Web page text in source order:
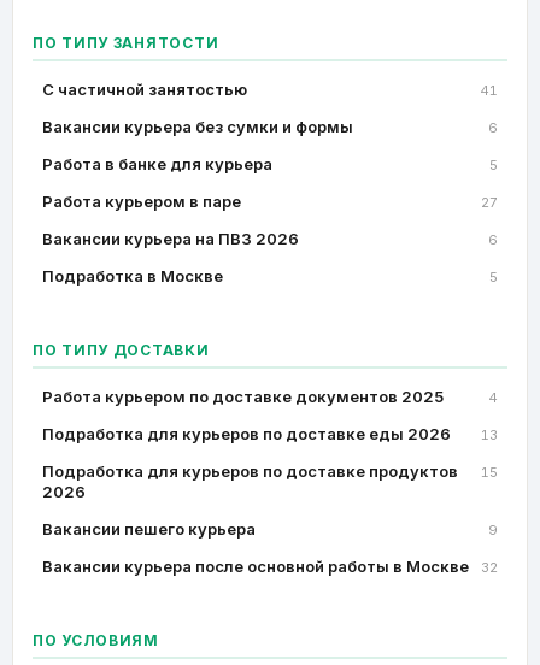
ПО ТИПУ ЗАНЯТОСТИ
C частичной занятостью 41
Вакансии курьера без сумки и формы 6
Работа в банке для курьера 5
Работа курьером в паре 27
Вакансии курьера на ПВЗ 2026 6
Подработка в Москве 5
ПО ТИПУ ДОСТАВКИ
Работа курьером по доставке документов 2025 4
Подработка для курьеров по доставке еды 2026 13
Подработка для курьеров по доставке продуктов
2026
15
Вакансии пешего курьера 9
Вакансии курьера после основной работы в Москве 32
ПО УСЛОВИЯМ